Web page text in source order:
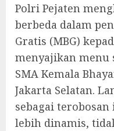
Polri Pejaten
berbeda dalam
Gratis (MBG)
menyajikan menu
SMA Kemala
Jakarta Selatan.
sebagai
lebih dinamis,